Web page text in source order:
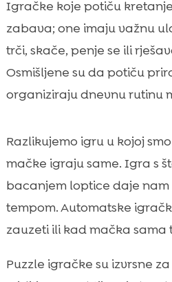
Igračke koje potiču
zabava; one imaju važnu
trči, skače, penje se ili
Osmišljene su da potiču
organiziraju dnevnu rutinu
Razlikujemo igru u kojoj
mačke igraju same. Igra s
bacanjem loptice daje
tempom. Automatske
zauzeti ili kad mačka sama
Puzzle igračke su izvrsne